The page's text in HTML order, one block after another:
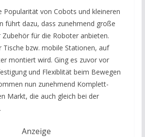
Popularität von Cobots und kleineren
führt dazu, dass zunehmend große
Zubehör für die Roboter anbieten.
Tische bzw. mobile Stationen, auf
montiert wird. Ging es zuvor vor
und Flexiblität beim Bewegen
nun zunehmend Komplett-
Markt, die auch gleich bei der
Anzeige